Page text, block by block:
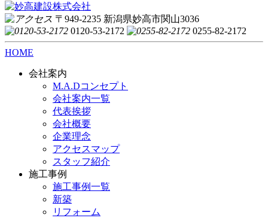
〒949-2235 新潟県妙高市関山3036
0120-53-2172
0255-82-2172
HOME
会社案内
M.A.Dコンセプト
会社案内一覧
代表挨拶
会社概要
企業理念
アクセスマップ
スタッフ紹介
施工事例
施工事例一覧
新築
リフォーム